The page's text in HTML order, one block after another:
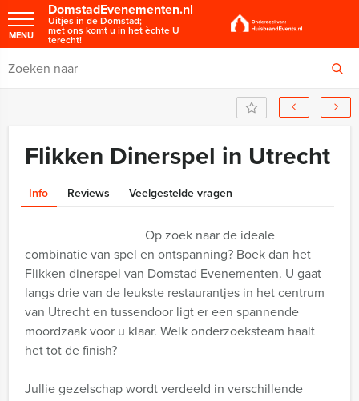
DomstadEvenementen.nl
Uitjes in de Domstad;
met ons komt u in het èchte U
terecht!
MENU
Flikken Dinerspel in Utrecht
Info Reviews Veelgestelde vragen
Op zoek naar de ideale
combinatie van spel en ontspanning? Boek dan het
Flikken dinerspel van Domstad Evenementen. U gaat
langs drie van de leukste restaurantjes in het centrum
van Utrecht en tussendoor ligt er een spannende
moordzaak voor u klaar. Welk onderzoeksteam haalt
het tot de finish?
Jullie gezelschap wordt verdeeld in verschillende